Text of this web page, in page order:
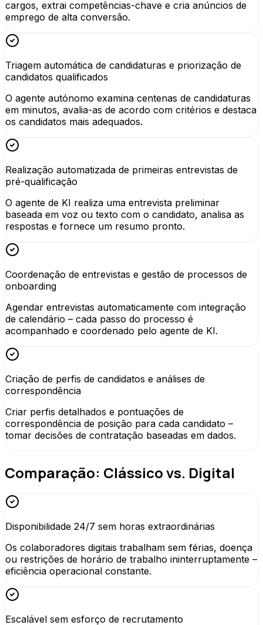
cargos, extrai competências-chave e cria anúncios de
emprego de alta conversão.
Triagem automática de candidaturas e priorização de
candidatos qualificados
O agente autónomo examina centenas de candidaturas
em minutos, avalia-as de acordo com critérios e destaca
os candidatos mais adequados.
Realização automatizada de primeiras entrevistas de
pré-qualificação
O agente de KI realiza uma entrevista preliminar
baseada em voz ou texto com o candidato, analisa as
respostas e fornece um resumo pronto.
Coordenação de entrevistas e gestão de processos de
onboarding
Agendar entrevistas automaticamente com integração
de calendário – cada passo do processo é
acompanhado e coordenado pelo agente de KI.
Criação de perfis de candidatos e análises de
correspondência
Criar perfis detalhados e pontuações de
correspondência de posição para cada candidato –
tomar decisões de contratação baseadas em dados.
Comparação: Clássico vs. Digital
Disponibilidade 24/7 sem horas extraordinárias
Os colaboradores digitais trabalham sem férias, doença
ou restrições de horário de trabalho ininterruptamente –
eficiência operacional constante.
Escalável sem esforço de recrutamento